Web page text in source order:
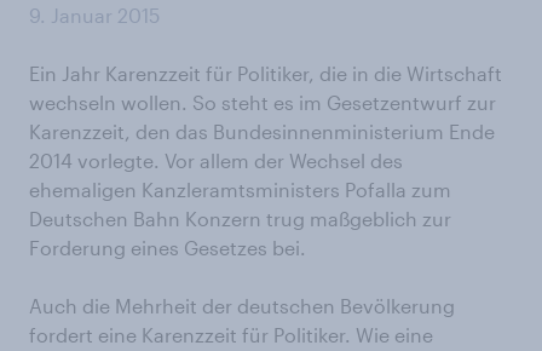
9. Januar 2015
Ein Jahr Karenzzeit für Politiker, die in die Wirtschaft
wechseln wollen. So steht es im Gesetzentwurf zur
Karenzzeit, den das Bundesinnenministerium Ende
2014 vorlegte. Vor allem der Wechsel des
ehemaligen Kanzleramtsministers Pofalla zum
Deutschen Bahn Konzern trug maßgeblich zur
Forderung eines Gesetzes bei.
Auch die Mehrheit der deutschen Bevölkerung
fordert eine Karenzzeit für Politiker. Wie eine